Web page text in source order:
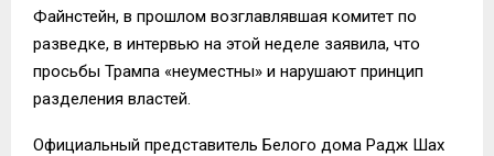
Файнстейн, в прошлом возглавлявшая комитет по
разведке, в интервью на этой неделе заявила, что
просьбы Трампа «неуместны» и нарушают принцип
разделения властей.
Официальный представитель Белого дома Радж Шах